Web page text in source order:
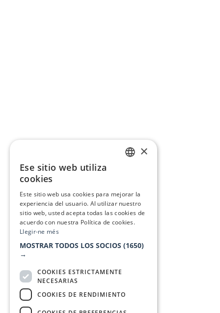
×
Ese sitio web utiliza
cookies
Este sitio web usa cookies para mejorar la
experiencia del usuario. Al utilizar nuestro
sitio web, usted acepta todas las cookies de
acuerdo con nuestra Política de cookies.
Llegir-ne més
MOSTRAR TODOS LOS SOCIOS (1650)
→
COOKIES ESTRICTAMENTE
NECESARIAS
COOKIES DE RENDIMIENTO